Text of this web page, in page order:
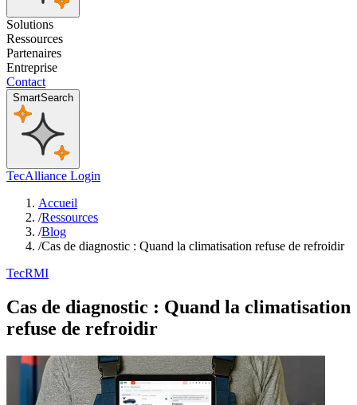
Solutions
Ressources
Partenaires
Entreprise
Contact
SmartSearch
TecAlliance Login
Accueil
/Ressources
/Blog
/Cas de diagnostic : Quand la climatisation refuse de refroidir
TecRMI
Cas de diagnostic : Quand la climatisation
refuse de refroidir